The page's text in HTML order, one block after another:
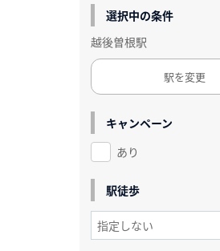
選択中の条件
越後曽根駅
駅を変更
キャンペーン
あり
駅徒歩